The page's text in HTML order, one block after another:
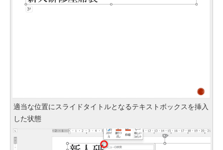
適当な位置にスライドタイトルとなるテキストボックスを挿入
した状態